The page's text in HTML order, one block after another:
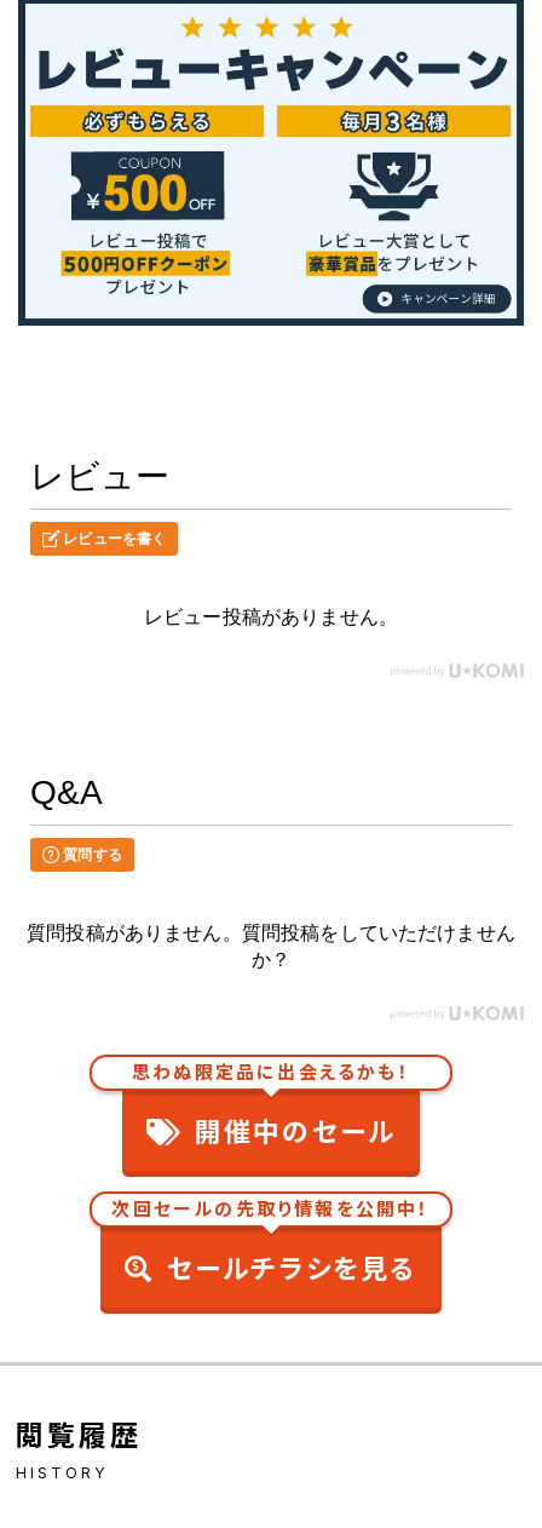
レビュー
レビューを書く
レビュー投稿がありません。
Q&A
質問する
質問投稿がありません。質問投稿をしていただけません
か？
思わぬ限定品に出会えるかも！
開催中のセール
次回セールの先取り情報を公開中！
セールチラシを見る
閲覧履歴
HISTORY